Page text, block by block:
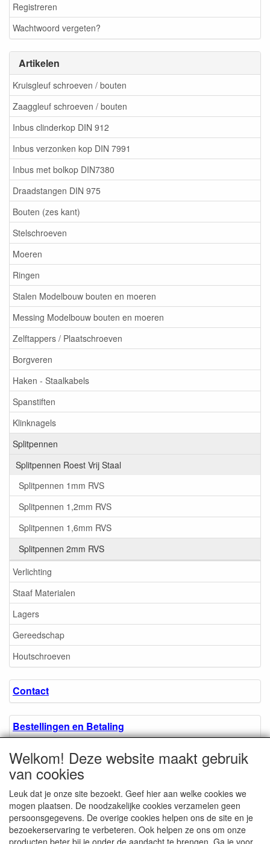
Registreren
Wachtwoord vergeten?
Artikelen
Kruisgleuf schroeven / bouten
Zaaggleuf schroeven / bouten
Inbus clinderkop DIN 912
Inbus verzonken kop DIN 7991
Inbus met bolkop DIN7380
Draadstangen DIN 975
Bouten (zes kant)
Stelschroeven
Moeren
Ringen
Stalen Modelbouw bouten en moeren
Messing Modelbouw bouten en moeren
Zelftappers / Plaatschroeven
Borgveren
Haken - Staalkabels
Spanstiften
Klinknagels
Splitpennen
Splitpennen Roest Vrij Staal
Splitpennen 1mm RVS
Splitpennen 1,2mm RVS
Splitpennen 1,6mm RVS
Splitpennen 2mm RVS
Verlichting
Staaf Materialen
Lagers
Gereedschap
Houtschroeven
Contact
Bestellingen en Betaling
Algemene voorwaarden
Over ons.
Privacyverklaring
Welkom! Deze website maakt gebruik
van cookies
Leuk dat je onze site bezoekt. Geef hier aan welke cookies we
mogen plaatsen. De noodzakelijke cookies verzamelen geen
persoonsgegevens. De overige cookies helpen ons de site en je
bezoekerservaring te verbeteren. Ook helpen ze ons om onze
producten beter bij je onder de aandacht te brengen. Ga je voor